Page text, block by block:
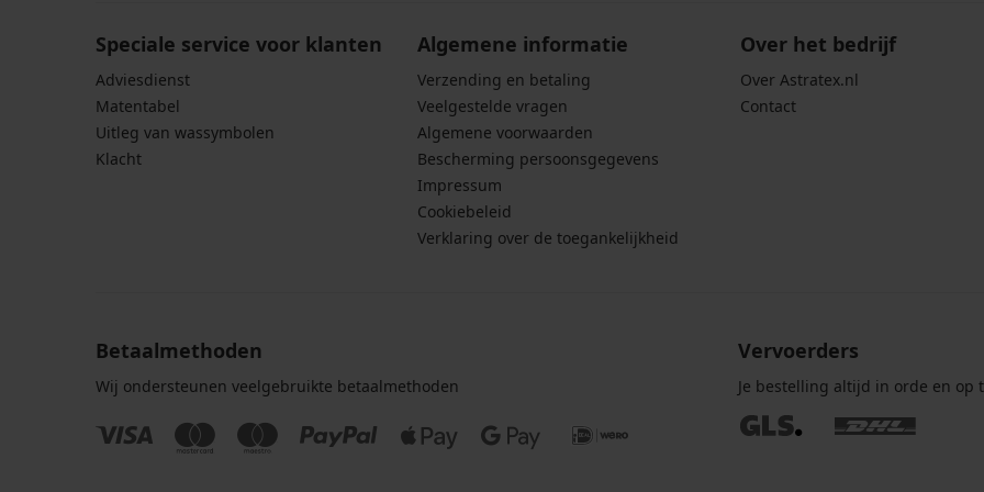
Speciale service voor klanten
Adviesdienst
Matentabel
Uitleg van wassymbolen
Klacht
Algemene informatie
Verzending en betaling
Veelgestelde vragen
Algemene voorwaarden
Bescherming persoonsgegevens
Impressum
Cookiebeleid
Verklaring over de toegankelijkheid
Over het bedrijf
Over Astratex.nl
Contact
Betaalmethoden
Wij ondersteunen veelgebruikte betaalmethoden
Vervoerders
Je bestelling altijd in orde en op